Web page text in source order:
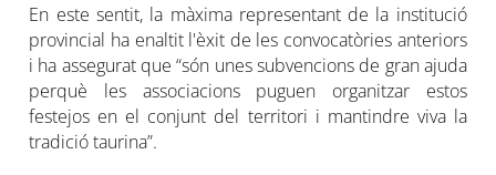
En este sentit, la màxima representant de la institució
provincial ha enaltit l'èxit de les convocatòries anteriors
i ha assegurat que “són unes subvencions de gran ajuda
perquè les associacions puguen organitzar estos
festejos en el conjunt del territori i mantindre viva la
tradició taurina”.